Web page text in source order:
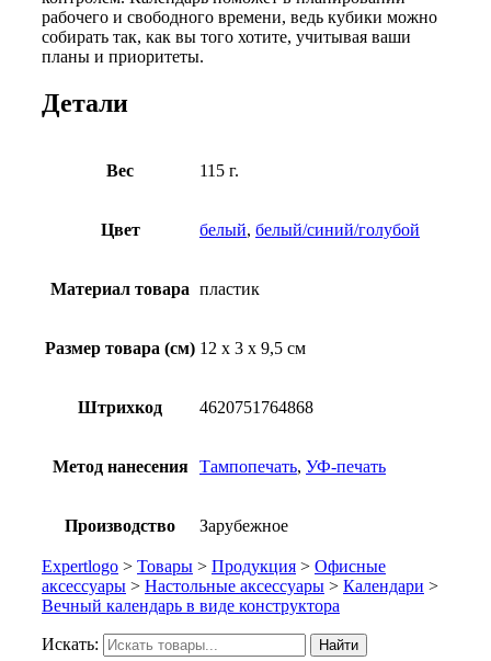
рабочего и свободного времени, ведь кубики можно
собирать так, как вы того хотите, учитывая ваши
планы и приоритеты.
Детали
Вес 115 г.
Цвет белый, белый/синий/голубой
Материал товара пластик
Размер товара (см) 12 х 3 х 9,5 см
Штрихкод 4620751764868
Метод нанесения Тампопечать, УФ-печать
Производство Зарубежное
Expertlogo > Товары > Продукция > Офисные
аксессуары > Настольные аксессуары > Календари >
Вечный календарь в виде конструктора
Искать: Найти